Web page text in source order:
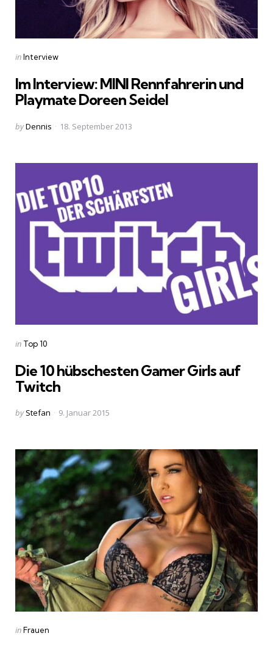
Categories
Posted
inInterview
Im Interview: MINI Rennfahrerin und
Playmate Doreen Seidel
Posted
byDennis 18. September 2013
Categories
Posted
in Top 10
Die 10 hübschesten Gamer Girls auf
Twitch
Posted
by Stefan 9. Januar 2015
Categories
Posted
inFrauen